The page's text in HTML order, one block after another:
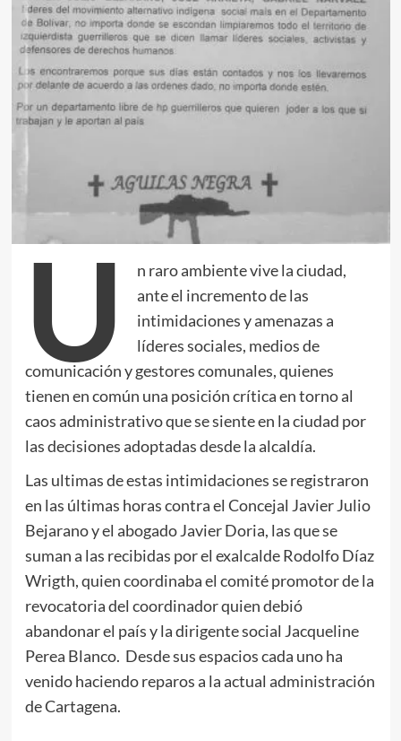
U
n raro ambiente vive la ciudad,
ante el incremento de las
intimidaciones y amenazas a
líderes sociales, medios de
comunicación y gestores comunales, quienes
tienen en común una posición crítica en torno al
caos administrativo que se siente en la ciudad por
las decisiones adoptadas desde la alcaldía.
Las ultimas de estas intimidaciones se registraron
en las últimas horas contra el Concejal Javier Julio
Bejarano y el abogado Javier Doria, las que se
suman a las recibidas por el exalcalde Rodolfo Díaz
Wrigth, quien coordinaba el comité promotor de la
revocatoria del coordinador quien debió
abandonar el país y la dirigente social Jacqueline
Perea Blanco. Desde sus espacios cada uno ha
venido haciendo reparos a la actual administración
de Cartagena.